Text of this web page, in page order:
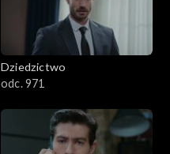
Dziedzictwo
odc. 971